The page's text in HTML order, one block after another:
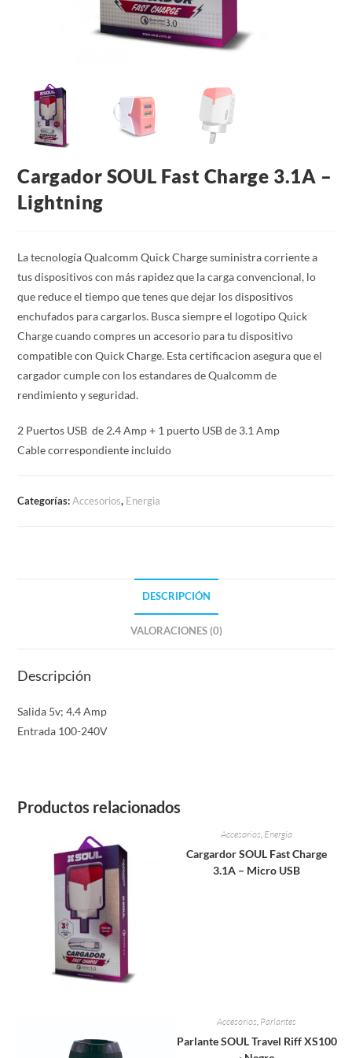
Cargador SOUL Fast Charge 3.1A –
Lightning
La tecnología Qualcomm Quick Charge suministra corriente a
tus dispositivos con más rapidez que la carga convencional, lo
que reduce el tiempo que tenes que dejar los dispositivos
enchufados para cargarlos. Busca siempre el logotipo Quick
Charge cuando compres un accesorio para tu dispositivo
compatible con Quick Charge. Esta certificacion asegura que el
cargador cumple con los estandares de Qualcomm de
rendimiento y seguridad.
2 Puertos USB de 2.4 Amp + 1 puerto USB de 3.1 Amp
Cable correspondiente incluido
Categorías:Accesorios, Energia
DESCRIPCIÓN
VALORACIONES (0)
Descripción
Salida 5v; 4.4 Amp
Entrada 100-240V
Productos relacionados
Accesorios Energia
Cargardor SOUL Fast Charge
3.1A – Micro USB
Accesorios Parlantes
Parlante SOUL Travel Riff XS100